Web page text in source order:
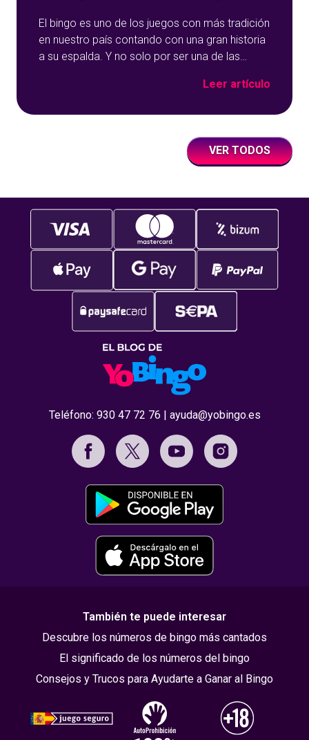
El bingo es uno de los juegos con más tradición
en nuestro país contando con una gran historia
a su espalda. Y no solo por ser una de las
de juegos de tómbola, YoBingo, sino porque es
Leer artículo
VER TODOS
Teléfono: 930 47 72 76 | ayuda@yobingo.es
También te puede interesar
Descubre los números de bingo más cantados
El significado de los números del bingo
Consejos y Trucos para Ayudarte a Ganar al Bingo